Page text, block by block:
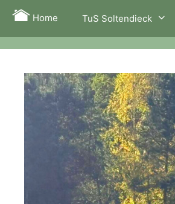
Zum
Inhalt
springen
Home TuS Soltendieck